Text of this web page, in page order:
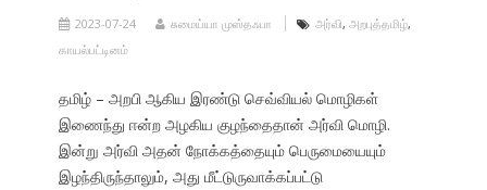
2023-07-24 சுமைய்யா முஸ்தஃபா அர்வி, அறபுத்தமிழ்,
காயல்பட்டினம்
தமிழ் – அறபி ஆகிய இரண்டு செவ்வியல் மொழிகள்
இணைந்து ஈன்ற அழகிய குழந்தைதான் அர்வி மொழி.
இன்று அர்வி அதன் நோக்கத்தையும் பெருமையையும்
இழந்திருந்தாலும், அது மீட்டுருவாக்கப்பட்டு